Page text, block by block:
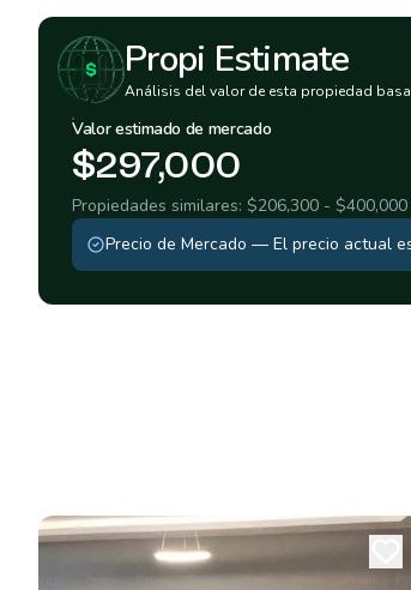
Propi Estimate
Análisis del valor de esta propiedad
Valor estimado de mercado
$297,000
Propiedades similares: $206,300 - $400,000
Precio de Mercado — El precio actual